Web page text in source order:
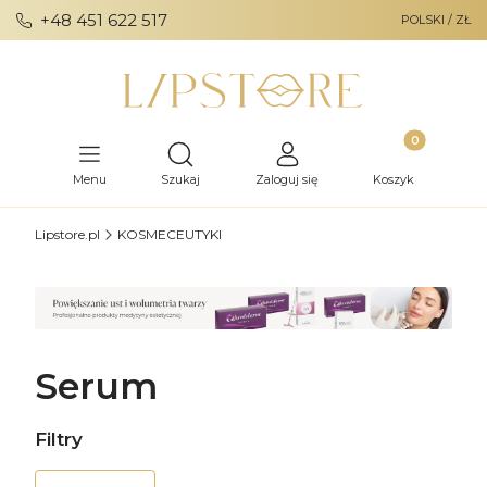
+48 451 622 517 POLSKI / ZŁ
Menu
Otwórz wyszukiwarkę
Szukaj Zaloguj się
Produkty w
Koszyk
Lipstore.pl KOSMECEUTYKI
Serum
Filtry